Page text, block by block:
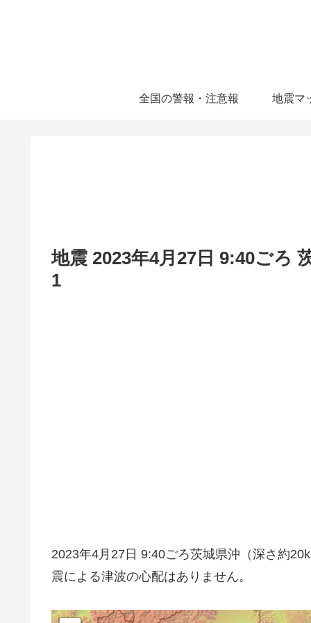
全国の警報・注意報 地震マ
地震 2023年4月27日 9:40ごろ
1
2023年4月27日 9:40ごろ茨城県沖（深さ約
震による津波の心配はありません。